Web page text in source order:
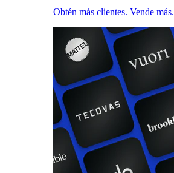
Obtén más clientes. Vende más.